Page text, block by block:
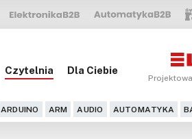
Czytelnia Dla Ciebie
ARDUINO ARM AUDIO AUTOMATYKA